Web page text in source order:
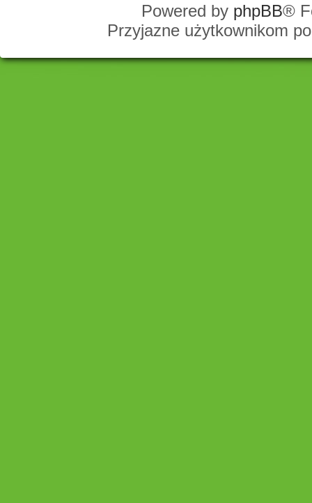
Powered by phpBB®
Przyjazne użytkownikom